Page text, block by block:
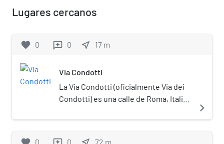
Lugares cercanos
favorite 0 reviews 0 near_me 17 m
Via Condotti
La Via Condotti (oficialmente Via dei
Condotti) es una calle de Roma, Italia.
una de las calles que cruzaban la
navigate_next
0 0 72 m